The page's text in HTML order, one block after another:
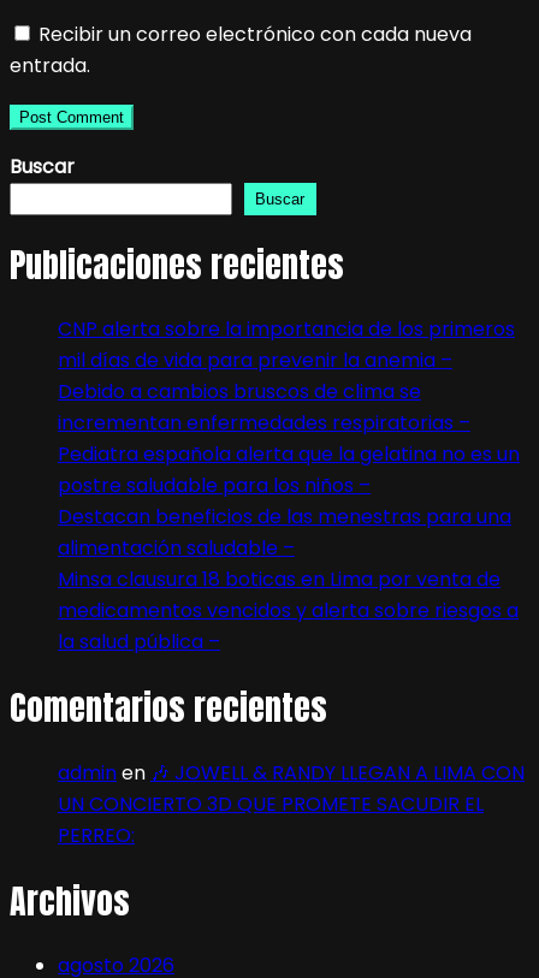
Recibir un correo electrónico con cada nueva
entrada.
Buscar
Buscar
Publicaciones recientes
CNP alerta sobre la importancia de los primeros
mil días de vida para prevenir la anemia –
Debido a cambios bruscos de clima se
incrementan enfermedades respiratorias –
Pediatra española alerta que la gelatina no es un
postre saludable para los niños –
Destacan beneficios de las menestras para una
alimentación saludable –
Minsa clausura 18 boticas en Lima por venta de
medicamentos vencidos y alerta sobre riesgos a
la salud pública –
Comentarios recientes
adminen 🎶 JOWELL & RANDY LLEGAN A LIMA CON
UN CONCIERTO 3D QUE PROMETE SACUDIR EL
PERREO:
Archivos
agosto 2026